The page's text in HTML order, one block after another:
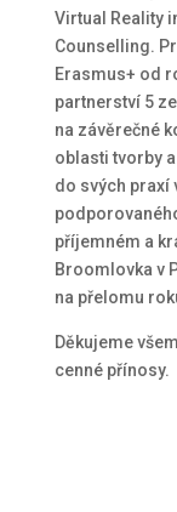
Virtual Reality
Counselling.
Erasmus+ od
partnerství 5
na závěrečné
oblasti tvorby
do svých praxí
příjemném a
Broomlovka v
na přelomu
Děkujeme
cenné přínosy.